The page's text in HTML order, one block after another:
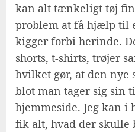
kan alt tænkeligt tøj
problem at få hjælp til
kigger forbi herinde.
shorts, t-shirts, trøjer
hvilket gør, at den nye
blot man tager sig sin
hjemmeside. Jeg kan i
fik alt, hvad der skulle